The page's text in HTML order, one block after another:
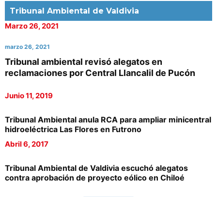
Tribunal Ambiental de Valdivia
Marzo 26, 2021
marzo 26, 2021
Tribunal ambiental revisó alegatos en
reclamaciones por Central Llancalil de Pucón
Junio 11, 2019
Tribunal Ambiental anula RCA para ampliar minicentral
hidroeléctrica Las Flores en Futrono
Abril 6, 2017
Tribunal Ambiental de Valdivia escuchó alegatos
contra aprobación de proyecto eólico en Chiloé